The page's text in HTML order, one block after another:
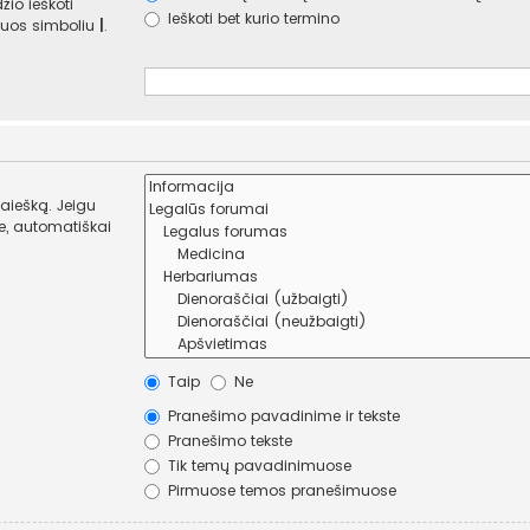
ieškoti
simboliu .
Ieškoti bet kurio termino
Jeigu
Taip
Ne
Pranešimo pavadinime ir tekste
Pranešimo tekste
Tik temų pavadinimuose
Pirmuose temos pranešimuose